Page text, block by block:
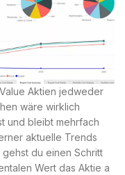
Aktien jedweder
wäre wirklich
und bleibt mehrfach
aktuelle Trends
du einen Schritt
Wert das Aktie a